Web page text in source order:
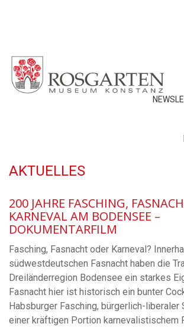
AKTUELLES
200 JAHRE FASCHING,
KARNEVAL AM BODENSEE –
DOKUMENTARFILM
Fasching, Fasnacht oder Karneval?
südwestdeutschen Fasnacht haben die
Dreiländerregion Bodensee ein starkes
Fasnacht hier ist historisch ein bunter
Habsburger Fasching, bürgerlich-liberaler
einer kräftigen Portion karnevalistischem